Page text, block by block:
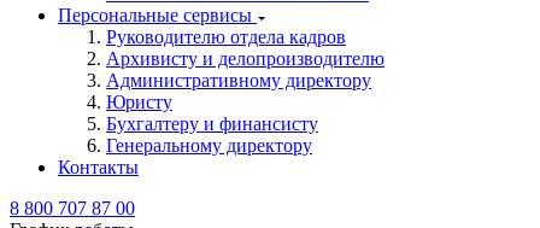
Персональные сервисы
Руководителю отдела кадров
Архивисту и делопроизводителю
Административному директору
Юристу
Бухгалтеру и финансисту
Генеральному директору
Контакты
8 800 707 87 00